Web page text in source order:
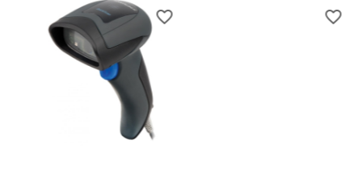
favorite_border favorite_border